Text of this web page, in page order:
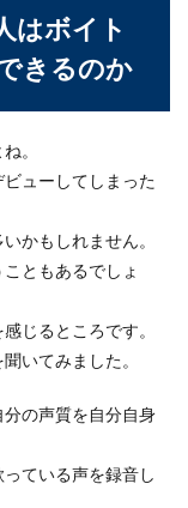
は？曜日や時間
りも難しい別れ話だか
らない検索方法
位あるのをご存知です
に便利なインターネッ
ナとお風呂の順
はボイト
きるのか
。
ューしてしまった
かもしれません。
ともあるでしょ
じるところです。
いてみました。
の声質を自分自身
ている声を録音し